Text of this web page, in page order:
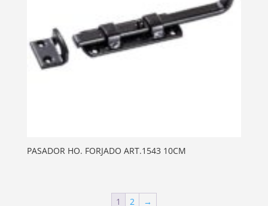
PASADOR HO. FORJADO ART.1543 10CM
1 2
→